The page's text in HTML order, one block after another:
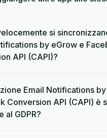
si
by eGrow e
API (CAPI)?
Email Notifications
Conversion API (CAPI) è
al GDPR?